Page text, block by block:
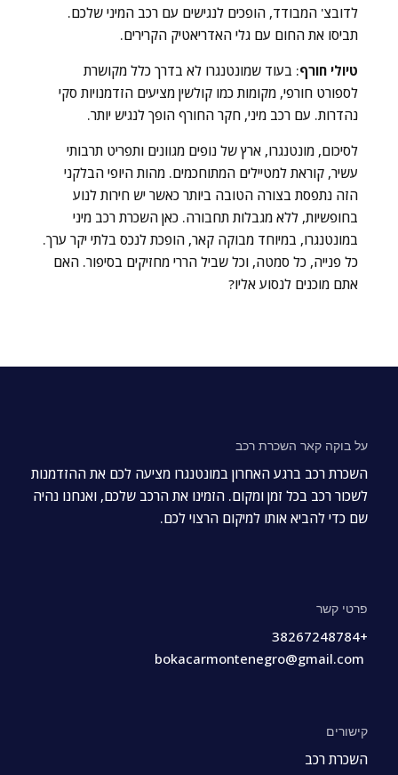
לדובצ' המבודד, הופכים לנגישים עם רכב המיני שלכם.
תביסו את החום עם גלי האדריאטיק הקרירים.
טיולי חורף: בעוד שמונטנגרו לא בדרך כלל מקושרת
לספורט חורפי, מקומות כמו קולשין מציעים הזדמנויות סקי
נהדרות. עם רכב מיני, חקר החורף הופך לנגיש יותר.
לסיכום, מונטנגרו, ארץ של נופים מגוונים ותפריט תרבותי
עשיר, קוראת למטיילים המתוחכמים. מהות היופי הבלקני
הזה נתפסת בצורה הטובה ביותר כאשר יש חירות לנוע
בחופשיות, ללא מגבלות תחבורה. כאן השכרת רכב מיני
במונטנגרו, במיוחד מבוקה קאר, הופכת לנכס בלתי יקר ערך.
כל פנייה, כל סמטה, וכל שביל הררי מחזיקים בסיפור. האם
אתם מוכנים לנסוע אליו?
על בוקה קאר השכרת רכב
השכרת רכב ברגע האחרון במונטנגרו מציעה לכם את ההזדמנות
לשכור רכב בכל זמן ומקום. הזמינו את הרכב שלכם, ואנחנו נהיה
שם כדי להביא אותו למיקום הרצוי לכם.
פרטי קשר
+38267248784
bokacarmontenegro@gmail.com
קישורים
השכרת רכב